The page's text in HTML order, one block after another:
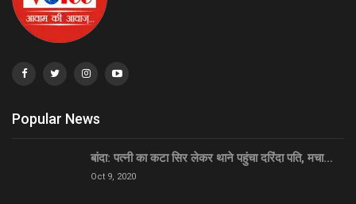
Popular News
बांदा: पत्नी का कटा सिर लेकर थाने पहुंचा दरिंदा पति, मचा…
Oct 9, 2020